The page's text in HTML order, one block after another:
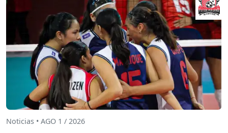
Noticias • AGO 1 / 2026